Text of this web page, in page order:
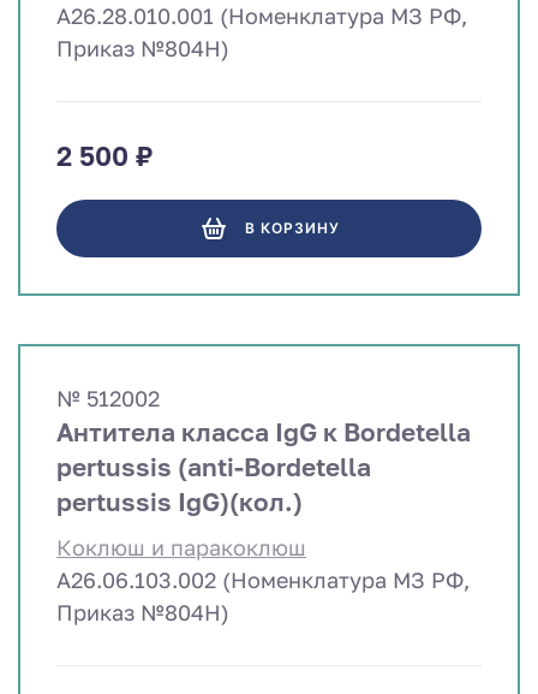
A26.28.010.001 (Номенклатура МЗ РФ,
Приказ №804Н)
2 500 ₽
В КОРЗИНУ
№ 512002
Антитела класса IgG к Bordetella
pertussis (anti-Bordetella
pertussis IgG)(кол.)
Коклюш и паракоклюш
A26.06.103.002 (Номенклатура МЗ РФ,
Приказ №804Н)